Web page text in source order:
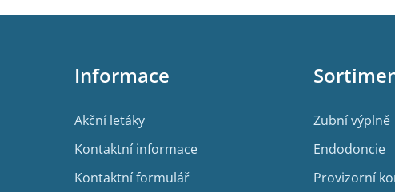
Informace
Akční letáky
Kontaktní informace
Kontaktní formulář
Zubní výplně
Endodoncie
Provizorní